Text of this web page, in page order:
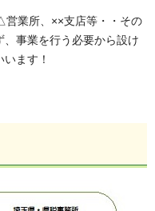
業所、××支店等・・その
、事業を行う必要から設け
ます！